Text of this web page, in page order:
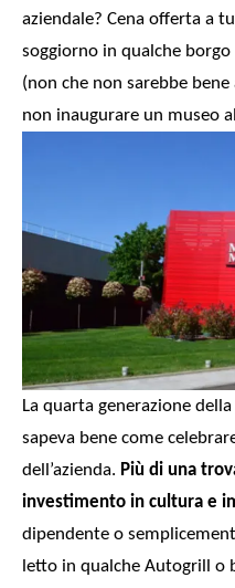
aziendale? Cena offerta a
soggiorno in qualche
(non che non sarebbe bene
non inaugurare un museo
La quarta generazione
sapeva bene come
dell’azienda. Più di una
investimento in cultura e
dipendente o
letto in qualche Autogrill o